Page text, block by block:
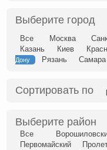
Выберите город
Все Москва
Казань
Киев
Дону Рязань Самара
Сортировать по
Выберите район
Все
Первомайский